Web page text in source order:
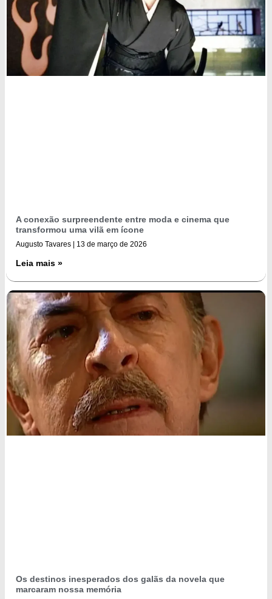
A conexão surpreendente entre moda e cinema que
transformou uma vilã em ícone
Augusto Tavares 13 de março de 2026
Leia mais »
Os destinos inesperados dos galãs da novela que
marcaram nossa memória